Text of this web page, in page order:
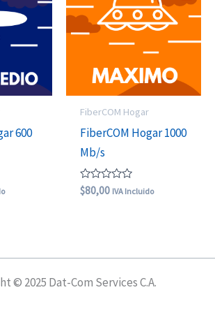
600
FiberCOM Hogar
FiberCOM Hogar 1000
Mb/s
Valorado
con
$80,00 IVA Incluido
© 2025 Dat-Com Services C.A.